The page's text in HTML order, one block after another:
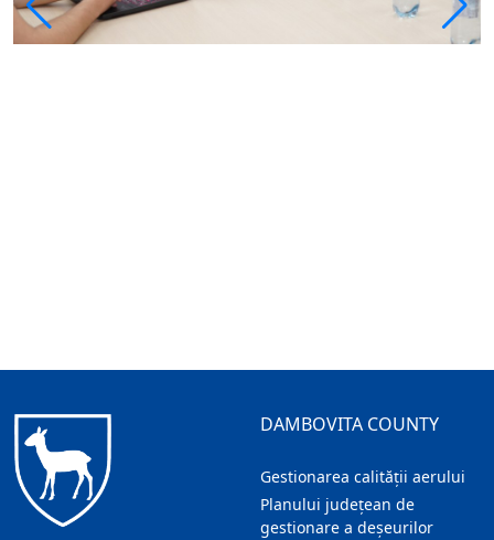
DAMBOVITA COUNTY
Gestionarea calității aerului
Planului județean de
gestionare a deșeurilor